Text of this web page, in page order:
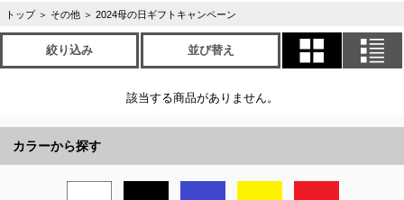
トップ ＞ その他 ＞ 2024母の日ギフトキャンペーン
絞り込み 並び替え
該当する商品がありません。
カラーから探す